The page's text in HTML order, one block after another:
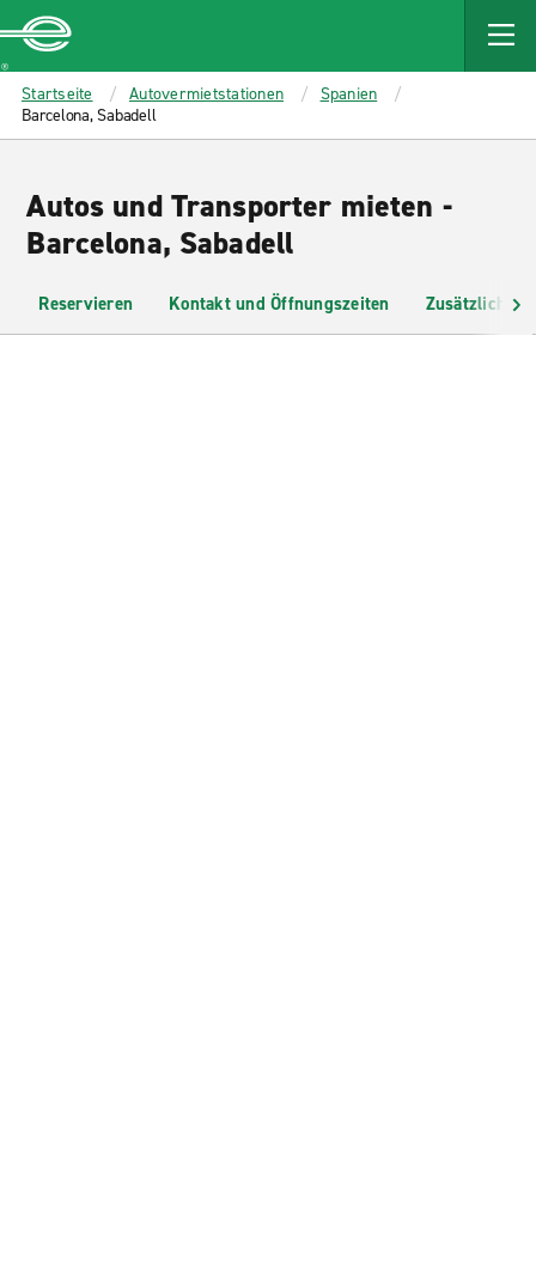
MAIN
CONTENT
Enterprise
Startseite Autovermietstationen
Spanien
Barcelona, Sabadell
Autos und Transporter mieten -
Barcelona, Sabadell
Reservieren Kontakt und Öffnungszeiten Zusätzliche